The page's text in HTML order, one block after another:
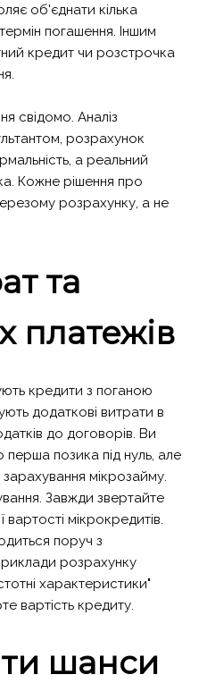
об'єднати кілька
погашення. Іншим
кредит чи розстрочка
свідомо. Аналіз
розрахунок
а реальний
Кожне рішення про
розрахунку, а не
та
платежів
кредити з поганою
додаткові витрати в
до договорів. Ви
позика під нуль, але
мікрозайму.
Завжди звертайте
мікрокредитів.
поруч з
розрахунку
характеристики"
вартість кредиту.
шанси